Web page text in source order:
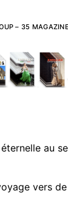
– 35
éternelle au
vers